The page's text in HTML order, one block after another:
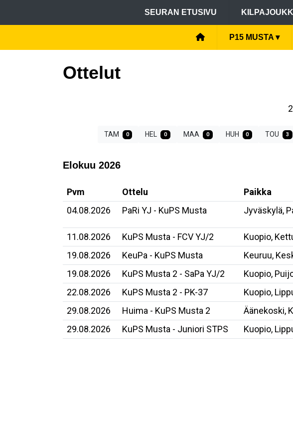
SEURAN ETUSIVU
P15 MUSTA ▾
Ottelut
TAM 0 HEL 0 MAA 0 HUH 0 TOU 3
Elokuu 2026
Pvm Ottelu Paikka
04.08.2026
PaRi YJ - KuPS Musta Jyväskylä,
11.08.2026 KuPS Musta - FCV YJ/2 Kuopio,
19.08.2026
KeuPa - KuPS Musta Keuruu,
19.08.2026
KuPS Musta 2 - SaPa YJ/2 Kuopio,
22.08.2026
KuPS Musta 2 - PK-37 Kuopio,
29.08.2026
Huima - KuPS Musta 2 Äänekoski,
29.08.2026
KuPS Musta - Juniori STPS Kuopio,